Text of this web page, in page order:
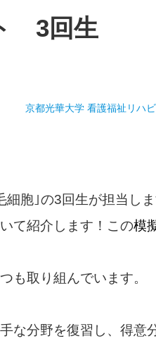
3回生
京都光華大学 看護福祉リハ
胞｣の3回生が担当しま
て紹介します！この模
も取り組んでいます。
な分野を復習し、得意